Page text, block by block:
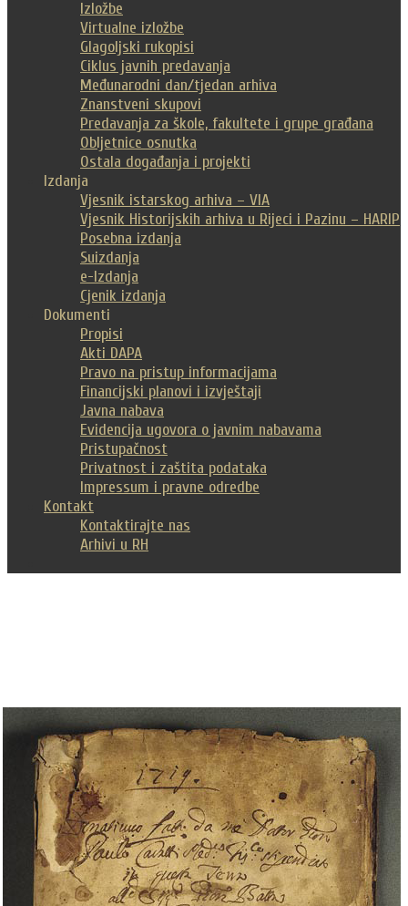
Izložbe
Virtualne izložbe
Glagoljski rukopisi
Ciklus javnih predavanja
Međunarodni dan/tjedan arhiva
Znanstveni skupovi
Predavanja za škole, fakultete i grupe građana
Obljetnice osnutka
Ostala događanja i projekti
Izdanja
Vjesnik istarskog arhiva – VIA
Vjesnik Historijskih arhiva u Rijeci i Pazinu – HARIP
Posebna izdanja
Suizdanja
e-Izdanja
Cjenik izdanja
Dokumenti
Propisi
Akti DAPA
Pravo na pristup informacijama
Financijski planovi i izvještaji
Javna nabava
Evidencija ugovora o javnim nabavama
Pristupačnost
Privatnost i zaštita podataka
Impressum i pravne odredbe
Kontakt
Kontaktirajte nas
Arhivi u RH